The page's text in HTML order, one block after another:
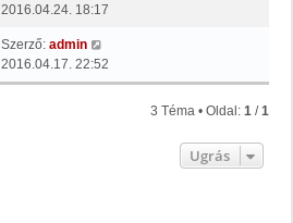
2016.04.24. 18:17
Szerző: admin
2016.04.17. 22:52
3 Téma • Oldal: 1 /1
Ugrás